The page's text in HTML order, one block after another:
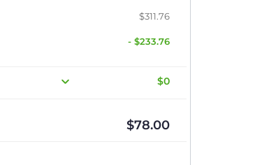
$311.76
- $233.76
$0
$78.00